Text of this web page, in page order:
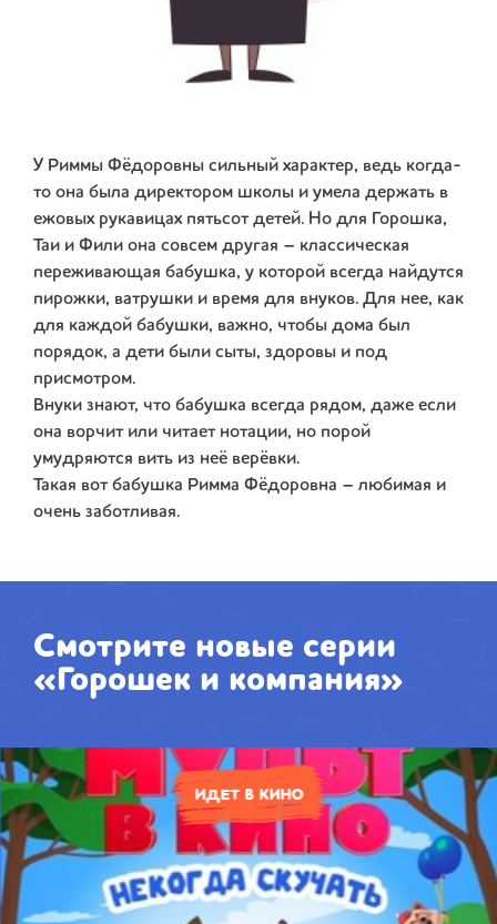
У Риммы Фёдоровны сильный характер, ведь когда-
то она была директором школы и умела держать в
ежовых рукавицах пятьсот детей. Но для Горошка,
Таи и Фили она совсем другая – классическая
переживающая бабушка, у которой всегда найдутся
пирожки, ватрушки и время для внуков. Для нее, как
для каждой бабушки, важно, чтобы дома был
порядок, а дети были сыты, здоровы и под
присмотром.
Внуки знают, что бабушка всегда рядом, даже если
она ворчит или читает нотации, но порой
умудряются вить из неё верёвки.
Такая вот бабушка Римма Фёдоровна – любимая и
очень заботливая.
Смотрите новые серии
«Горошек и компания»
ИДЕТ В КИНО